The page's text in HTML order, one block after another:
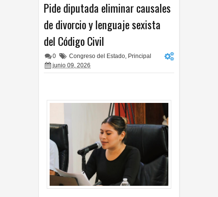
Pide diputada eliminar causales
de divorcio y lenguaje sexista
del Código Civil
0 Congreso del Estado, Principal
junio 09, 2026